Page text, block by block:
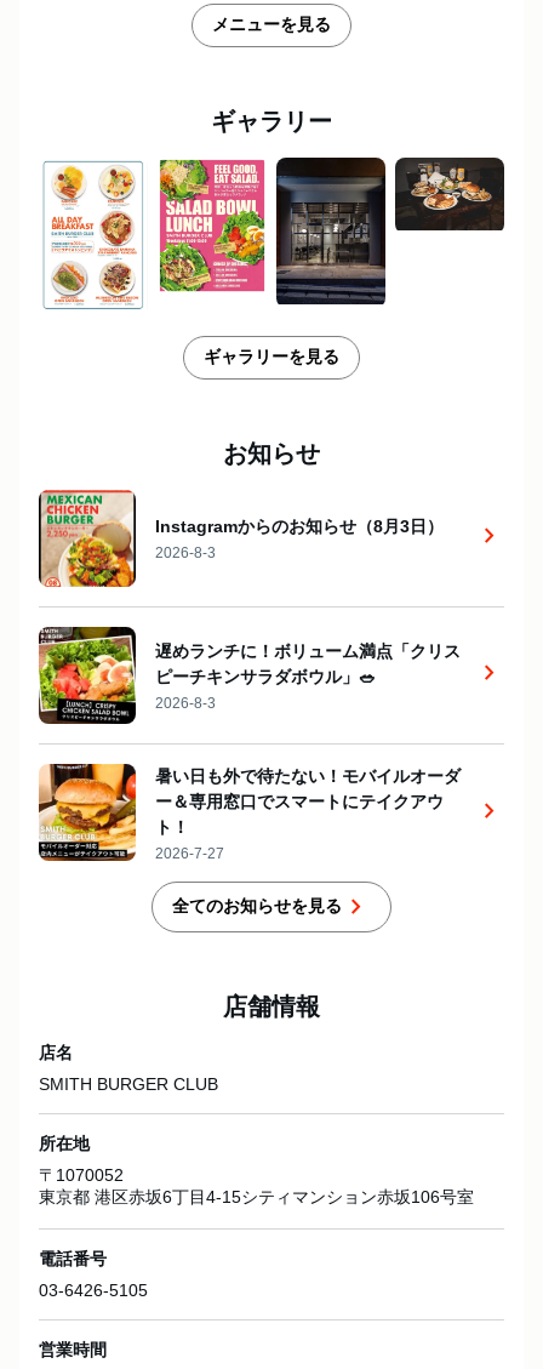
メニューを見る
ギャラリー
ギャラリーを見る
お知らせ
Instagramからのお知らせ（8月3日）
2026-8-3 chevron_right
遅めランチに！ボリューム満点「クリス
ピーチキンサラダボウル」🥗
2026-8-3
chevron_right
暑い日も外で待たない！モバイルオーダ
ー＆専用窓口でスマートにテイクアウ
ト！
2026-7-27
chevron_right
全てのお知らせを見る chevron_right
店舗情報
店名
SMITH BURGER CLUB
所在地
〒 1070052
東京都 港区赤坂6丁目4‐15シティマンション赤坂106号室
電話番号
03-6426-5105
営業時間